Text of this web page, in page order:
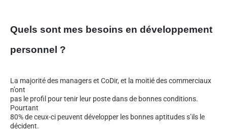
Quels sont mes besoins en développement
personnel ?
La majorité des managers et CoDir, et la moitié des commerciaux
n’ont
pas le profil pour tenir leur poste dans de bonnes conditions.
Pourtant
80% de ceux-ci peuvent développer les bonnes aptitudes s’ils le
décident.